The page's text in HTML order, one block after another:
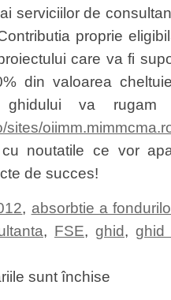
serviciilor de
proprie
care va fi
din valoarea
va rugam
sites/
noutatile ce vor
de succes!
, absorbtie a
, FSE, ghid, ghid
sunt închise